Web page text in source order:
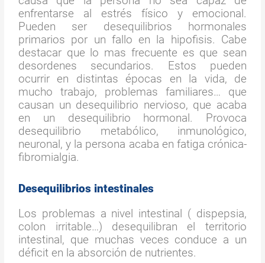
enfrentarse al estrés físico y emocional.
Pueden ser desequilibrios hormonales
primarios por un fallo en la hipofisis. Cabe
destacar que lo mas frecuente es que sean
desordenes secundarios. Estos pueden
ocurrir en distintas épocas en la vida, de
mucho trabajo, problemas familiares… que
causan un desequilibrio nervioso, que acaba
en un desequilibrio hormonal. Provoca
desequilibrio metabólico, inmunológico,
neuronal, y la persona acaba en fatiga crónica-
fibromialgia.
Desequilibrios intestinales
Los problemas a nivel intestinal ( dispepsia,
colon irritable…) desequilibran el territorio
intestinal, que muchas veces conduce a un
déficit en la absorción de nutrientes.